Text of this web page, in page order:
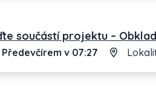
součástí projektu –
Předevčírem v 07:27